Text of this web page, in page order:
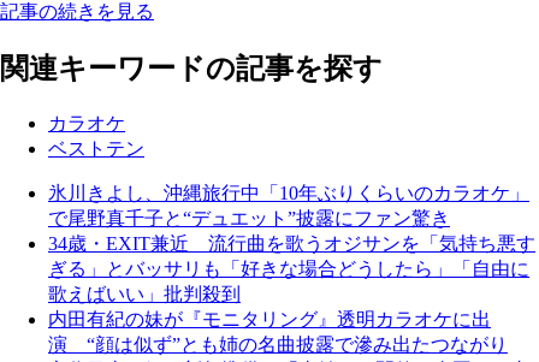
記事の続きを見る
関連キーワードの記事を探す
カラオケ
ベストテン
氷川きよし、沖縄旅行中「10年ぶりくらいのカラオケ」
で尾野真千子と“デュエット”披露にファン驚き
34歳・EXIT兼近 流行曲を歌うオジサンを「気持ち悪す
ぎる」とバッサリも「好きな場合どうしたら」「自由に
歌えばいい」批判殺到
内田有紀の妹が『モニタリング』透明カラオケに出
演 “顔は似ず”とも姉の名曲披露で滲み出たつながり